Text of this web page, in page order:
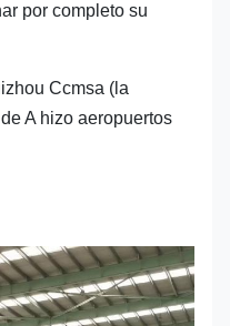
por completo su
Ccmsa (la
A hizo aeropuertos